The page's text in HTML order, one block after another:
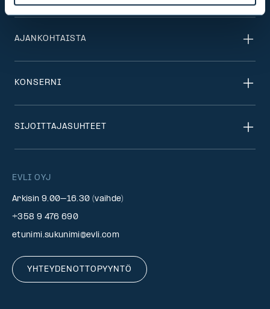
EVLI OYJ
Arkisin 9.00–16.30 (vaihde)
+358 9 476 690
etunimi.sukunimi@evli.com
YHTEYDENOTTOPYYNTÖ
AJANKOHTAISTA
KONSERNI
SIJOITTAJASUHTEET